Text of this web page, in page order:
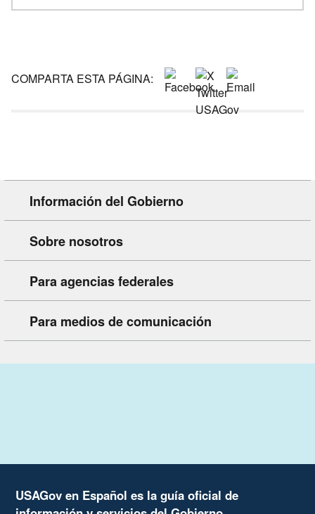
COMPARTA ESTA PÁGINA:
Información del Gobierno
Sobre nosotros
Para agencias federales
Para medios de comunicación
USAGov en Español es la guía oficial de